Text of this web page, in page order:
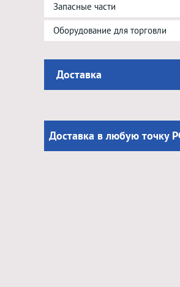
Запасные части
Оборудование для торговли
Доставка
Доставка в любую точку